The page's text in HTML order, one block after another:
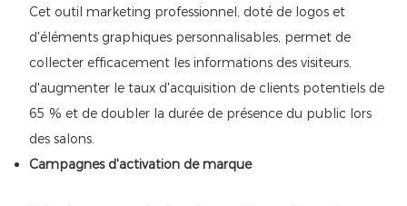
Cet outil marketing professionnel, doté de logos et
d'éléments graphiques personnalisables, permet de
collecter efficacement les informations des visiteurs,
d'augmenter le taux d'acquisition de clients potentiels de
65 % et de doubler la durée de présence du public lors
des salons.
Campagnes d'activation de marque